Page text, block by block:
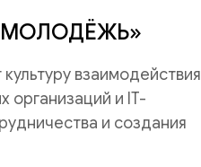
взаимодействия
организаций и IT-
и создания